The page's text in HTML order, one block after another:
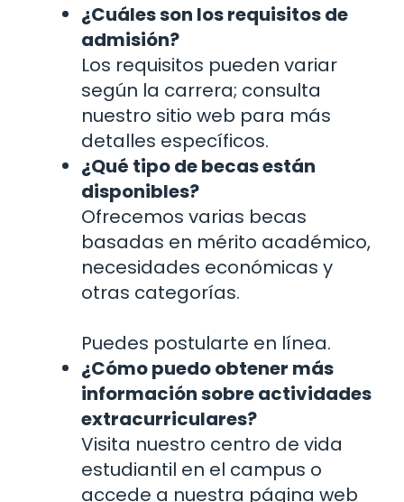
¿Cuáles son los requisitos de
admisión?
Los requisitos pueden variar
según la carrera; consulta
nuestro sitio web para más
detalles específicos.
¿Qué tipo de becas están
disponibles?
Ofrecemos varias becas
basadas en mérito académico,
necesidades económicas y
otras categorías.
Puedes postularte en línea.
¿Cómo puedo obtener más
información sobre actividades
extracurriculares?
Visita nuestro centro de vida
estudiantil en el campus o
accede a nuestra página web